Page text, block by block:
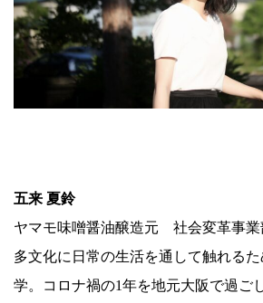
五来 夏鈴
ヤマモ味噌醤油醸造元 社会変革事業
多文化に日常の生活を通して触れる
学。コロナ禍の1年を地元大阪で過ご